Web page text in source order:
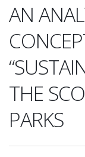
AN
THE
PARKS